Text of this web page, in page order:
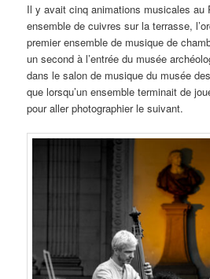
Il y avait cinq animations musicales au
ensemble de cuivres sur la terrasse,
premier ensemble de musique de
un second à l’entrée du musée
dans le salon de musique du musée
que lorsqu’un ensemble terminait de
pour aller photographier le suivant.